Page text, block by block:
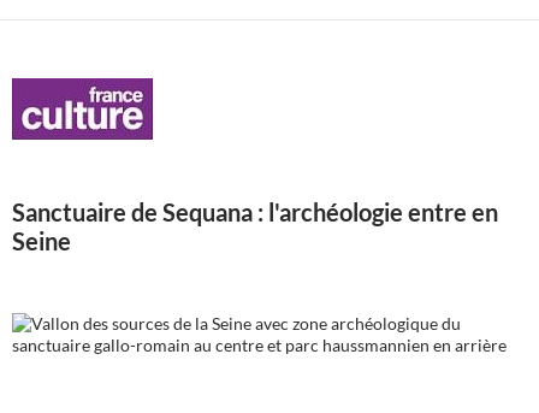
Sanctuaire de Sequana : l'archéologie entre en
Seine